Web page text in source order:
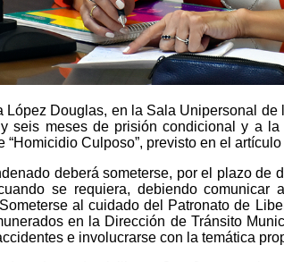
López Douglas, en la Sala Unipersonal
seis meses de prisión condicional y a
“Homicidio Culposo”, previsto en el
deberá someterse, por el plazo
se requiera, debiendo
al cuidado del Patronato de
en la Dirección de Tránsito
e involucrarse con la temática